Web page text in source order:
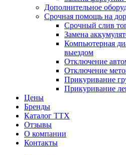
Дополнительное
Срочная помощь на
Срочный слив
Замена
Компьютерная
выездом
Отключение
Отключение
Прикуривание
Прикуривание
Цены
Бренды
Каталог ТТХ
Отзывы
О компании
Контакты